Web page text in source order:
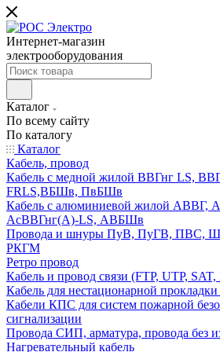
Интернет-магазин
электрооборудования
Каталог
По всему сайту
По каталогу
Каталог
Кабель, провод
Кабель с медной жилой ВВГнг LS,
FRLS,ВБШв, ПвБШв
Кабель с алюминиевой жилой АВВГ,
АсВВГнг(А)-LS, АВБШв
Провода и шнуры ПуВ, ПуГВ,
РКГМ
Ретро провод
Кабель и провод связи (FTP, UTP, SAT,
Кабель для нестационарной
Кабели КПС для систем пожарной
сигнализации
Провода СИП, арматура, провода без
Нагревательный кабель